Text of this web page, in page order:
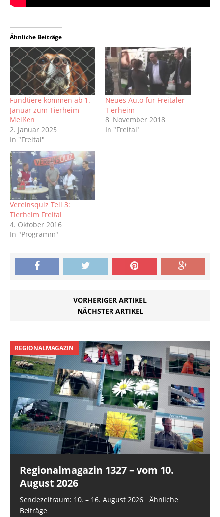
Ähnliche Beiträge
Fundtiere kommen ab 1.
Januar zum Tierheim
Meißen
2. Januar 2025
In "Freital"
Neues Auto für Freitaler
Tierheim
8. November 2018
In "Freital"
Vereinsquiz Teil 3:
Tierheim Freital
4. Oktober 2016
In "Programm"
VORHERIGER ARTIKEL
NÄCHSTER ARTIKEL
REGIONALMAGAZIN
Regionalmagazin 1327 – vom 10.
August 2026
Sendezeitraum: 10. – 16. August 2026 Ähnliche
Beiträge